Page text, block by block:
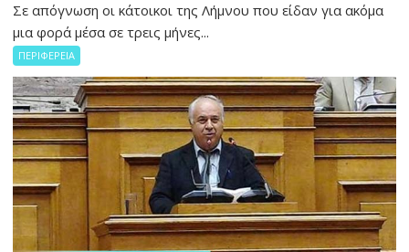
Σε απόγνωση οι κάτοικοι της Λήμνου που είδαν για ακόμα
μια φορά μέσα σε τρεις μήνες...
ΠΕΡΙΦΕΡΕΙΑ